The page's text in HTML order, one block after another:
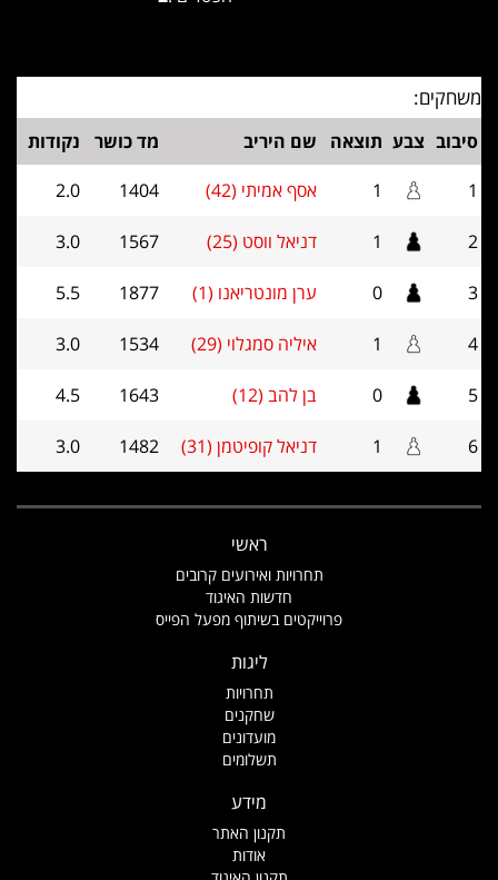
משחקים:
סיבוב צבע תוצאה שם היריב מד כושר
נקודות
1
1 אסף אמיתי (42) 1404
2.0
2
1 דניאל ווסט (25) 1567
3.0
3
0 ערן מונטריאנו (1) 1877
5.5
4
1 איליה סמגלוי (29) 1534
3.0
5
0 בן להב (12) 1643
4.5
6
1 דניאל קופיטמן (31) 1482
3.0
ראשי
תחרויות ואירועים קרובים
חדשות האיגוד
פרוייקטים בשיתוף מפעל הפייס
ליגות
תחרויות
שחקנים
מועדונים
תשלומים
מידע
תקנון האתר
אודות